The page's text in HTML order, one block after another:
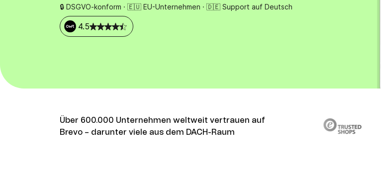
Integrationen
Verbinde Brevo mit 150+ digitalen Tools wie
Shopify, WordPress, Stripe, Zapier und mehr.
VoIP Phone
🔒 DSGVO-konform · 🇪🇺 EU-Unternehmen · 🇩🇪 Support auf Deutsch
4.5
Über 600.000 Unternehmen weltweit vertrauen auf
Brevo – darunter viele aus dem DACH-Raum